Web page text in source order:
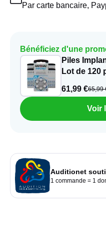
Par carte bancaire,
Bénéficiez d'une
Piles
Lot de 120
61,99 €65,99
Voir
Auditionet
1 commande = 1